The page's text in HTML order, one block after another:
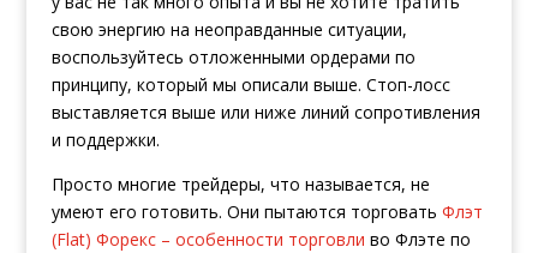
свою энергию на неоправданные ситуации,
воспользуйтесь отложенными ордерами по
принципу, который мы описали выше. Стоп-лосс
выставляется выше или ниже линий сопротивления
и поддержки.
Просто многие трейдеры, что называется, не
умеют его готовить. Они пытаются торговать Флэт
(Flat) Форекс – особенности торговли во Флэте по